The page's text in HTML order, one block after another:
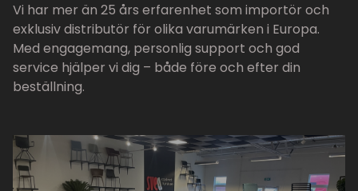
Vi har mer än 25 års erfarenhet som importör och
exklusiv distributör för olika varumärken i Europa.
Med engagemang, personlig support och god
service hjälper vi dig – både före och efter din
beställning.